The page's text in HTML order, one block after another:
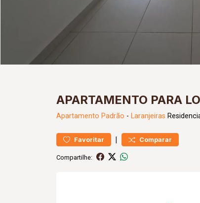
APARTAMENTO PARA
Apartamento Padrão - Laranjeiras
Favoritar | Comparar
Compartilhe: